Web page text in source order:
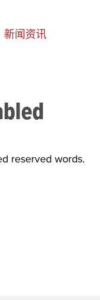
新闻资讯
reserved words.